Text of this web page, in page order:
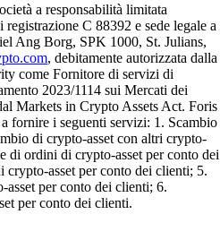
a responsabilità limitata
C 88392 e sede legale a
Ang Borg, SPK 1000, St. Julians,
, debitamente autorizzata dalla
come Fornitore di servizi di
2023/1114 sui Mercati dei
Markets in Crypto Assets Act. Foris
fornire i seguenti servizi: 1. Scambio
di crypto-asset con altri crypto-
di ordini di crypto-asset per conto dei
asset per conto dei clienti; 5.
per conto dei clienti; 6.
per conto dei clienti.